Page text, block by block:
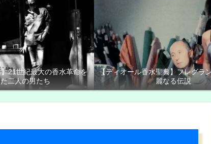
21世紀最大の香水革命を
二人の男たち
【ディオール香水聖典】フレグラ
麗なる伝説